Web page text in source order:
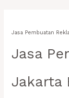
Jasa Pembuatan
Jasa
Jakarta